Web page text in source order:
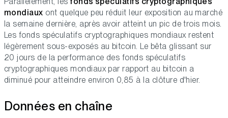
mondiaux ont quelque peu réduit leur exposition au marché
la semaine dernière, après avoir atteint un pic de trois mois.
Les fonds spéculatifs cryptographiques mondiaux restent
légèrement sous-exposés au bitcoin. Le bêta glissant sur
20 jours de la performance des fonds spéculatifs
cryptographiques mondiaux par rapport au bitcoin a
diminué pour atteindre environ 0,85 à la clôture d'hier.
Données en chaîne